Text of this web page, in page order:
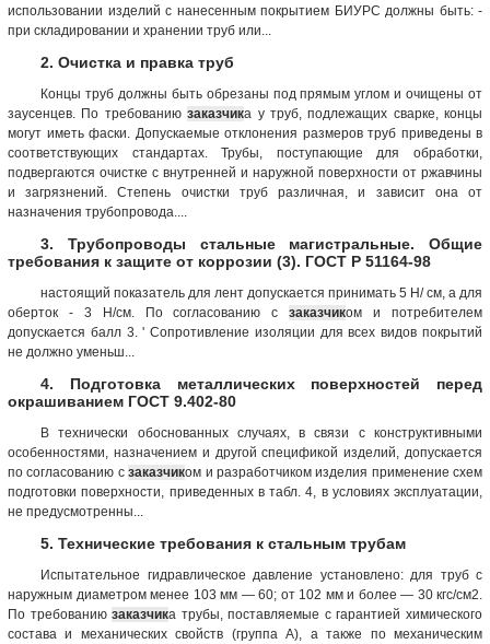
использовании изделий с нанесенным покрытием БИУРС должны быть: -
при складировании и хранении труб или...
2. Очистка и правка труб
Концы труб должны быть обрезаны под прямым углом и очищены от
заусенцев. По требованиюзаказчика у труб, подлежащих сварке, концы
могут иметь фаски. Допускаемые отклонения размеров труб приведены в
соответствующих стандартах. Трубы, поступающие для обработки,
подвергаются очистке с внутренней и наружной поверхности от ржавчины
и загрязнений. Степень очистки труб различная, и зависит она от
назначения трубопровода....
3. Трубопроводы стальные магистральные. Общие
требования к защите от коррозии (3). ГОСТ Р 51164-98
настоящий показатель для лент допускается принимать 5 Н/ см, а для
оберток - 3 Н/см. По согласованию сзаказчиком и потребителем
допускается балл 3. ' Сопротивление изоляции для всех видов покрытий
не должно уменьш...
4. Подготовка металлических поверхностей перед
окрашиванием ГОСТ 9.402-80
В технически обоснованных случаях, в связи с конструктивными
особенностями, назначением и другой спецификой изделий, допускается
по согласованию сзаказчиком и разработчиком изделия применение схем
подготовки поверхности, приведенных в табл. 4, в условиях эксплуатации,
не предусмотренны...
5. Технические требования к стальным трубам
Испытательное гидравлическое давление установлено: для труб с
наружным диаметром менее 103 мм — 60; от 102 мм и более — 30 кгс/см2.
По требованиюзаказчика трубы, поставляемые с гарантией химического
состава и механических свойств (группа А), а также по механическим